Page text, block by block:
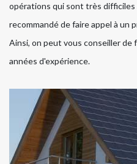
opérations qui sont très difficiles
recommandé de faire appel à un
Ainsi, on peut vous conseiller de
années d'expérience.